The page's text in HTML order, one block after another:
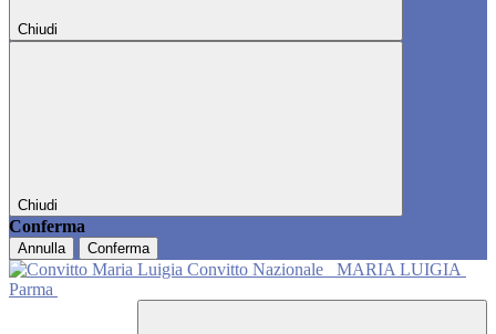
Chiudi
Chiudi
Conferma
Annulla Conferma
Convitto Nazionale
MARIA LUIGIA
Parma